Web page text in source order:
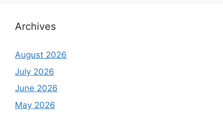
Archives
August 2026
July 2026
June 2026
May 2026